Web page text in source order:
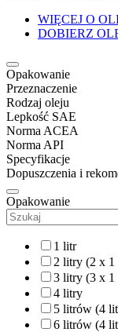
WIĘCEJ O
DOBIERZ
Opakowanie
Przeznaczenie
Rodzaj oleju
Lepkość SAE
Norma ACEA
Norma API
Specyfikacje
Dopuszczenia i
Opakowanie
1 litr
2 litry (2 x 1
3 litry (3 x 1
4 litry
5 litrów (4
6 litrów (4